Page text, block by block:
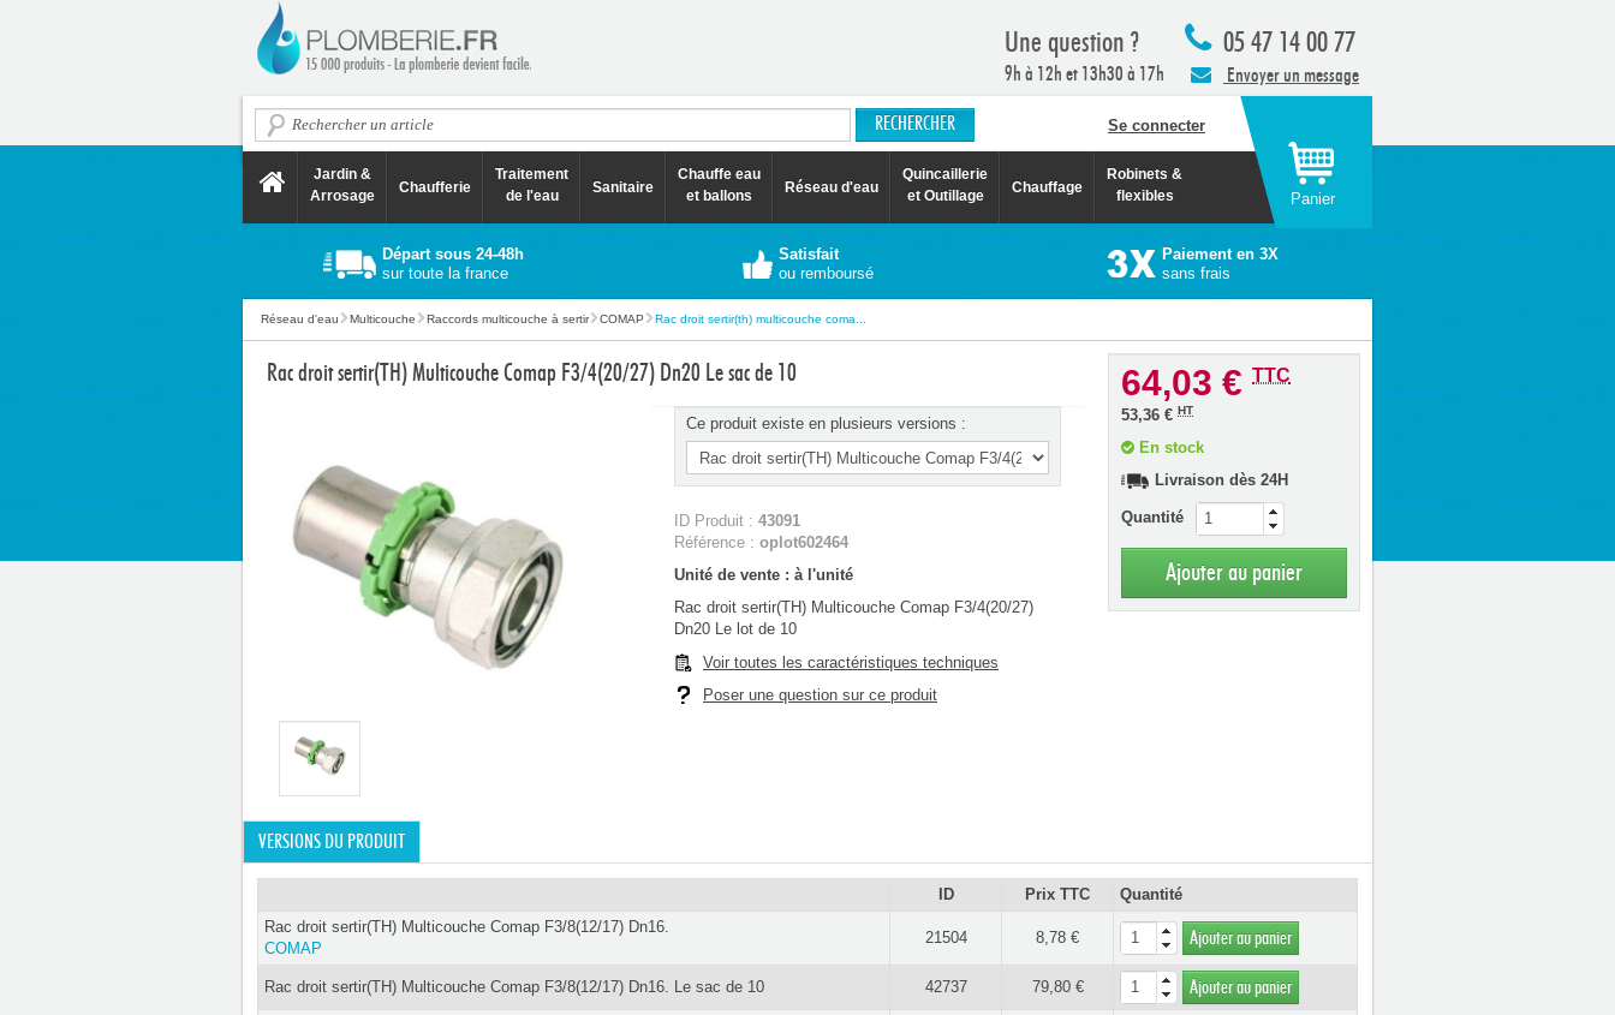
05 47 14 00 77
Envoyer un message
Une question ?
9h à 12h et 13h30 à 17h
Se connecter
Jardin &
Arrosage
Chaufferie
Traitement
de l'eau
Sanitaire
Chauffe eau
et ballons
Réseau d'eau
Quincaillerie
et Outillage
Chauffage
Robinets &
flexibles
Panier
Départ sous 24-48h
sur toute la france
Satisfait
ou remboursé
Paiement en 3X
sans frais
Réseau d'eau Multicouche Raccords multicouche à sertir COMAP Rac droit sertir(th) multicouche coma...
Rac droit sertir(TH) Multicouche Comap F3/4(20/27) Dn20 Le sac de 10
Ce produit existe en plusieurs versions :
ID Produit : 43091
Référence : oplot602464
Unité de vente : à l'unité
Rac droit sertir(TH) Multicouche Comap F3/4(20/27)
Dn20 Le lot de 10
Voir toutes les caractéristiques techniques
Poser une question sur ce produit
64,03 € TTC
53,36 € HT
En stock
Livraison dès 24H
Quantité
Ajouter au panier
VERSIONS DU PRODUIT
ID Prix TTC
Quantité
Rac droit sertir(TH) Multicouche Comap F3/8(12/17) Dn16.
COMAP
21504 8,78 € Ajouter au panier
Rac droit sertir(TH) Multicouche Comap F3/8(12/17) Dn16. Le sac de 10 42737 79,80 € Ajouter au panier